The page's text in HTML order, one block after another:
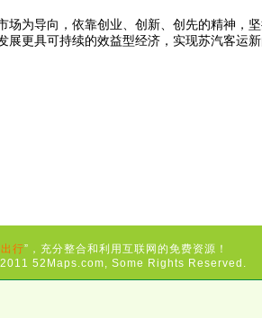
为导向，依靠创业、创新、创先的精神，
更具可持续的效益型经济，实现苏汽客运新
行”，充分整合和利用互联网的免费资源！
52Maps.com, Some Rights Reserved.